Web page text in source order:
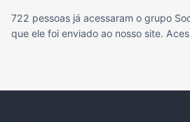
722 pessoas já acessaram o grupo
que ele foi enviado ao nosso site.